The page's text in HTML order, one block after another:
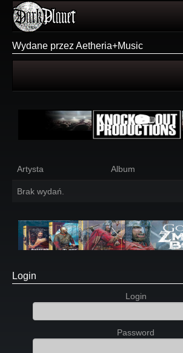
Użytkownicy
Galeria
Forum
Wydane przez Aetheria+Music
Rejestracja
Artysta Album
Brak wydań.
Login
Login
Password